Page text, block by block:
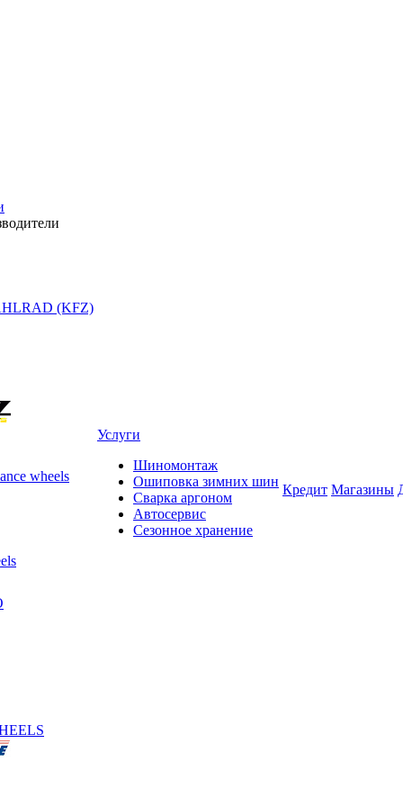
(KFZ)
wheels
Услуги
Шиномонтаж
Ошиповка зимних шин
Сварка аргоном
Автосервис
Сезонное хранение
Кредит Магазины